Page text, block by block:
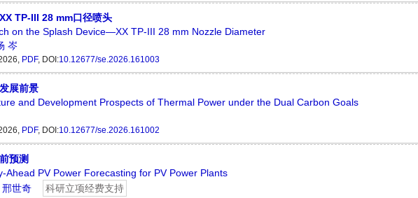
TP-III 28 mm口径喷头
on the Splash Device—XX TP-III 28 mm Nozzle Diameter
岑
PDF, DOI:10.12677/se.2026.161003
展前景
and Development Prospects of Thermal Power under the Dual Carbon Goals
PDF, DOI:10.12677/se.2026.161002
预测
Ahead PV Power Forecasting for PV Power Plants
邢世奇 科研立项经费支持